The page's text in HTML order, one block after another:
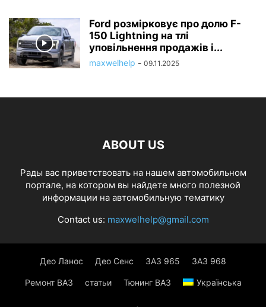
Ford розмірковує про долю F-
150 Lightning на тлі
уповільнення продажів і...
maxwelhelp - 09.11.2025
ABOUT US
Рады вас приветствовать на нашем автомобильном
портале, на котором вы найдете много полезной
информации на автомобильную тематику
Contact us: maxwelhelp@gmail.com
Део Ланос Део Сенс ЗАЗ 965 ЗАЗ 968
Ремонт ВАЗ статьи Тюнинг ВАЗ Українська